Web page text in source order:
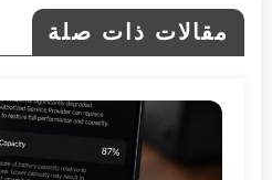
مقالات ذات صلة